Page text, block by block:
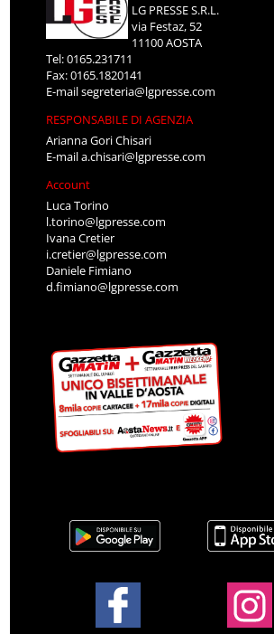
LG PRESSE S.R.L.
via Festaz, 52
11100 AOSTA
Tel: 0165.231711
Fax: 0165.1820141
E-mailsegreteria@lgpresse.com
RESPONSABILE DI AGENZIA
Arianna Gori Chisari
E-maila.chisari@lgpresse.com
Account
Luca Torino
l.torino@lgpresse.com
Ivana Cretier
i.cretier@lgpresse.com
Daniele Fimiano
d.fimiano@lgpresse.com